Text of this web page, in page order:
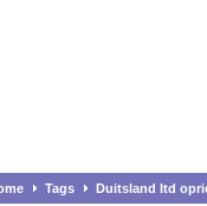
Tags Duitsland ltd